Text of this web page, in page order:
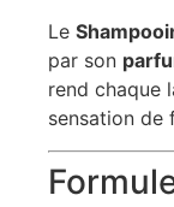
Le
par son
rend chaque
sensation de